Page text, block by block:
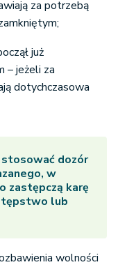
za potrzebą
już
– jeżeli za
dotychczasowa
dozór
w
zastępczą karę
lub
wolności